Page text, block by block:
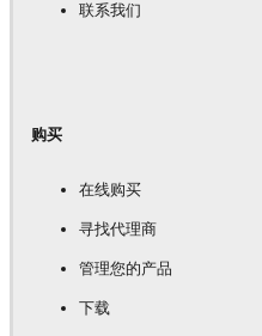
联系我们
购买
在线购买
寻找代理商
管理您的产品
下载